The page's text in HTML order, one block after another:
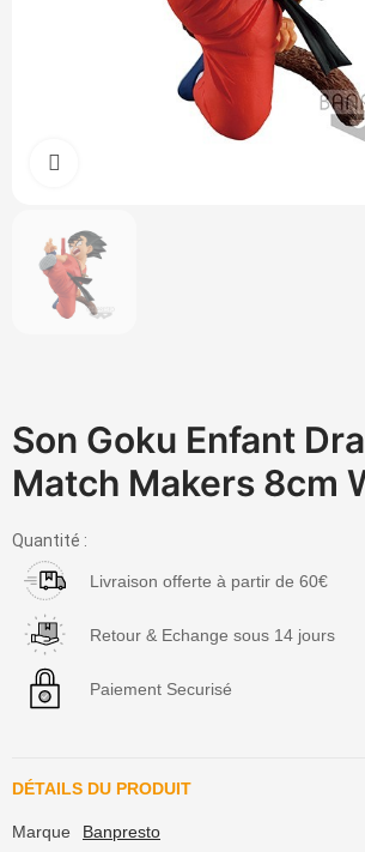
Son Goku Enfant
Match Makers 8cm
Quantité :
Livraison offerte à partir de 60€
Retour & Echange sous 14 jours
Paiement Securisé
DÉTAILS DU PRODUIT
Marque
Banpresto